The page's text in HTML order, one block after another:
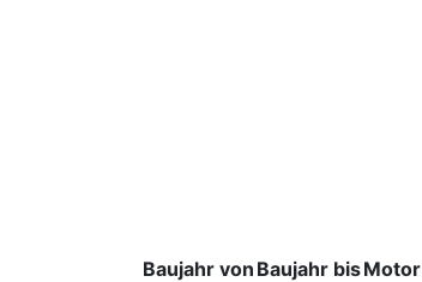
Baujahr von Baujahr bisMotor